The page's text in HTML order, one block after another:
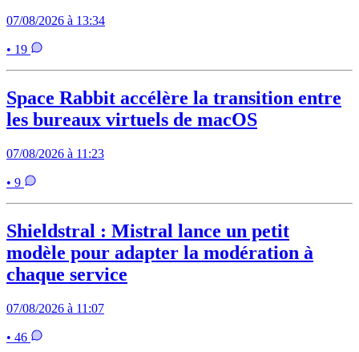
07/08/2026 à 13:34
• 19
Space Rabbit accélère la transition entre
les bureaux virtuels de macOS
07/08/2026 à 11:23
• 9
Shieldstral : Mistral lance un petit
modèle pour adapter la modération à
chaque service
07/08/2026 à 11:07
• 46